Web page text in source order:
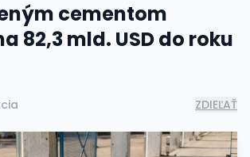
cementom
82,3 mld. USD do roku
ZDIEĽAŤ